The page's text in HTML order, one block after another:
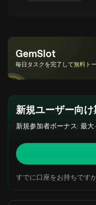
GemSlot
毎日タスクを完了して無料ト
新規ユーザー向け
新規参加者ボーナス: 最大
すでに口座をお持ちです